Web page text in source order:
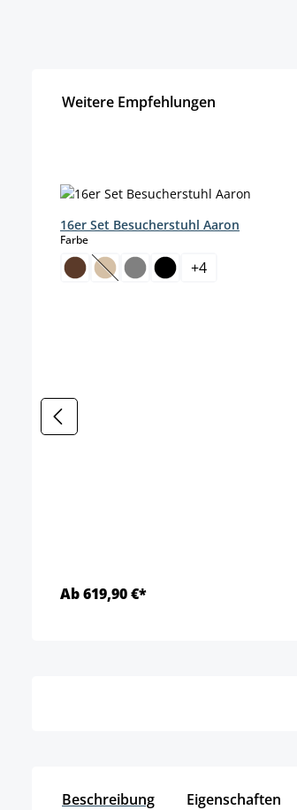
Weitere Empfehlungen
16er Set Besucherstuhl Aaron
Farbeauswählen
(Diese Option ist zurzeit nicht
+4
Ab 619,90 €*
Beschreibung Eigenschaften